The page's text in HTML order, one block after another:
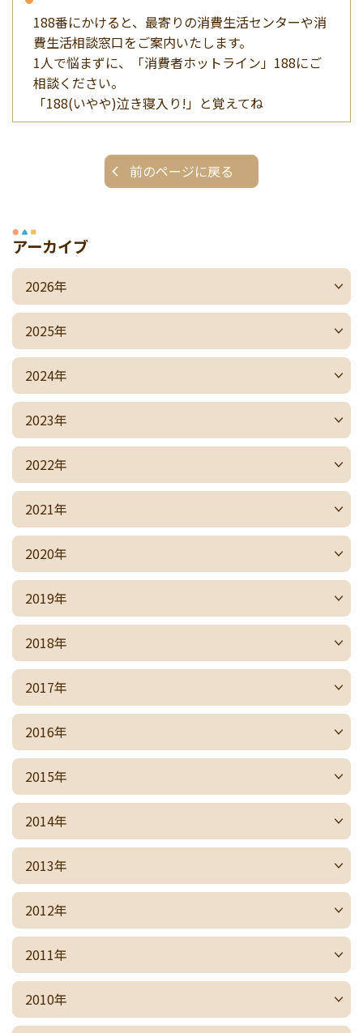
188番にかけると、最寄りの消費生活センターや消
費生活相談窓口をご案内いたします。
1人で悩まずに、「消費者ホットライン」188にご
相談ください。
「188(いやや)泣き寝入り!」と覚えてね
前のページに戻る
アーカイブ
2026年
2025年
2024年
2023年
2022年
2021年
2020年
2019年
2018年
2017年
2016年
2015年
2014年
2013年
2012年
2011年
2010年